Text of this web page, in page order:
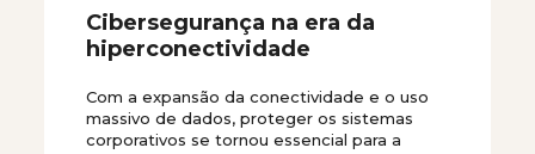
Cibersegurança na era da
hiperconectividade
Com a expansão da conectividade e o uso
massivo de dados, proteger os sistemas
corporativos se tornou essencial para a